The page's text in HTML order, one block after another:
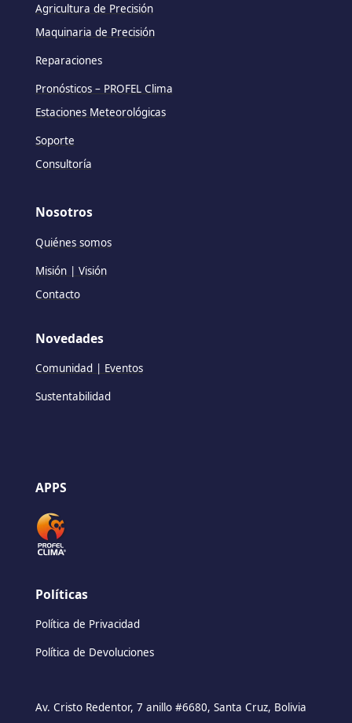
Agricultura de Precisión
Maquinaria de Precisión
Reparaciones
Pronósticos – PROFEL Clima
Estaciones Meteorológicas
Soporte
Consultoría
Nosotros
Quiénes somos
Misión | Visión
Contacto
Novedades
Comunidad | Eventos
Sustentabilidad
APPS
Políticas
Política de Privacidad
Política de Devoluciones
Av. Cristo Redentor, 7 anillo #6680, Santa Cruz, Bolivia